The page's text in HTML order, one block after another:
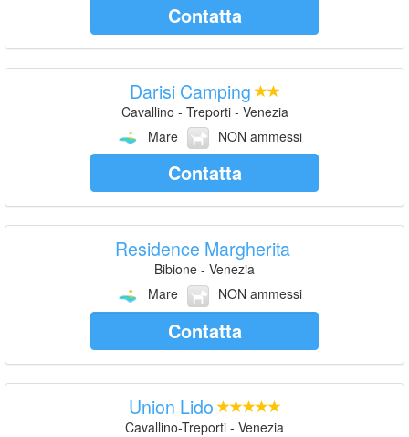
Contatta
Darisi Camping
Cavallino - Treporti - Venezia
Mare
NON ammessi
Contatta
Residence Margherita
Bibione - Venezia
Mare
NON ammessi
Contatta
Union Lido
Cavallino-Treporti - Venezia